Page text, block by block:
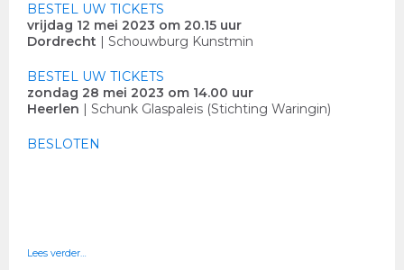
BESTEL UW TICKETS
vrijdag 12 mei 2023 om 20.15 uur
Dordrecht | Schouwburg Kunstmin
BESTEL UW TICKETS
zondag 28 mei 2023 om 14.00 uur
Heerlen | Schunk Glaspaleis (Stichting Waringin)
BESLOTEN
Lees verder…